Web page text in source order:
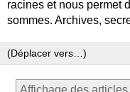
racines et nous permet
sommes. Archives,